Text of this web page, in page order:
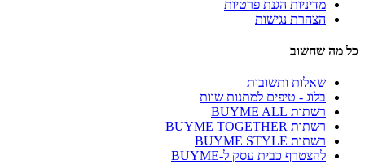
מדיניות הגנת פרטיות
הצהרת נגישות
כל מה שחשוב
שאלות ותשובות
בלוג - טיפים למתנות שוות
רשתות BUYME ALL
רשתות BUYME TOGETHER
רשתות BUYME STYLE
להצטרף כבית עסק ל-BUYME